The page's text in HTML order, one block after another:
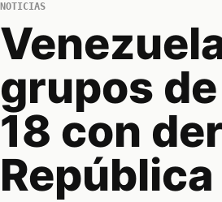
NOTICIAS
grupos
18 con